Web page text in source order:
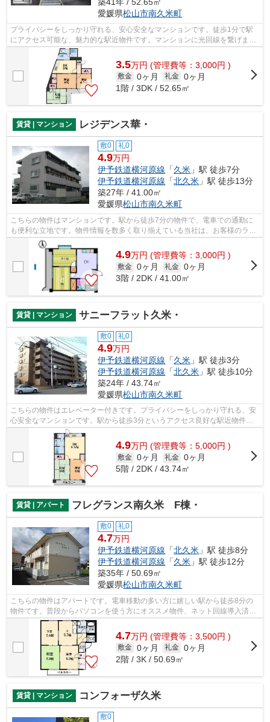
愛媛県松山市南久米町
プライバシーをしっかり守れる、安心安全なマンションです。徒歩1分で駅
にアクセス可能な、魅力的な駅近物件です。マンションに光回線を繋げまし
たのでパソコン作業がラクラク。賃貸物...
3.5万円 (管理費等：3,000円 )
敷金 0ヶ月 礼金 0ヶ月
1階 / 3DK / 52.65㎡
賃貸 | マンション レジデンス華・
敷0 礼0
4.9万円
伊予鉄道横河原線 「久米 」駅 徒歩7分
伊予鉄道横河原線 「北久米 」駅 徒歩13分
築27年 / 41.00㎡
愛媛県松山市南久米町
こちらの物件はマンションです。駅から徒歩7分の物件で、電車での通勤に
も便利な立地です。物件情報を数多く取り揃えている当社は、お客様のライ
フスタイルに適した物件のご紹介をさせ...
4.9万円 (管理費等：3,000円 )
敷金 0ヶ月 礼金 0ヶ月
3階 / 2DK / 41.00㎡
賃貸 | マンション サニーフラット久米・
敷0 礼0
4.9万円
伊予鉄道横河原線 「久米 」駅 徒歩3分
伊予鉄道横河原線 「北久米 」駅 徒歩10分
築24年 / 43.74㎡
愛媛県松山市南久米町
こちらの物件はエレベーター付きです。プライバシーをしっかり守れる、安
心安全なマンションです。駅から徒歩3分というアクセス良好な駅近物件は
いかがですか。松山市エリアにある賃貸...
4.9万円 (管理費等：5,000円 )
敷金 0ヶ月 礼金 0ヶ月
5階 / 2DK / 43.74㎡
賃貸 | アパート フレグランス南久米 F棟・
敷0 礼0
4.7万円
伊予鉄道横河原線 「北久米 」駅 徒歩8分
伊予鉄道横河原線 「久米 」駅 徒歩12分
築35年 / 50.69㎡
愛媛県松山市南久米町
こちらの物件はアパートです。電車移動の多い方に嬉しい駅から徒歩8分の
物件です。普段からパソコンを使う方にオススメ物件、ネット回線導入済
み。当社でしかご紹介できない物件も数多...
4.7万円 (管理費等：3,500円 )
敷金 0ヶ月 礼金 0ヶ月
2階 / 3K / 50.69㎡
賃貸 | マンション コンフォーザ久米
敷0